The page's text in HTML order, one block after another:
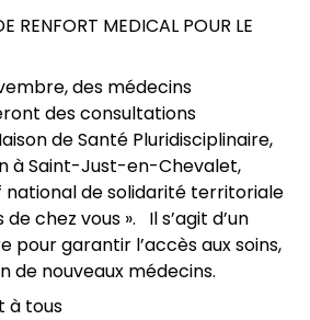
RENFORT MEDICAL POUR LE
des médecins
des consultations
de Santé Pluridisciplinaire,
à Saint-Just-en-Chevalet,
national de solidarité territoriale
chez vous ». Il s’agit d’un
garantir l’accès aux soins,
de nouveaux médecins.
à tous